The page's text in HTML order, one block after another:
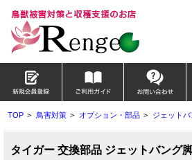
TOP > 鳥害対策 > オプション・部品 > ジェットバ
タイガー 交換部品 ジェットバング